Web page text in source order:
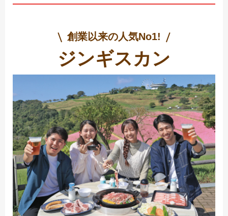
創業以来の人気No1!
ジンギスカン